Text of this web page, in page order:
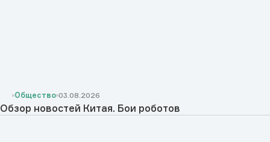
Общество 03.08.2026
Обзор новостей Китая. Бои роботов